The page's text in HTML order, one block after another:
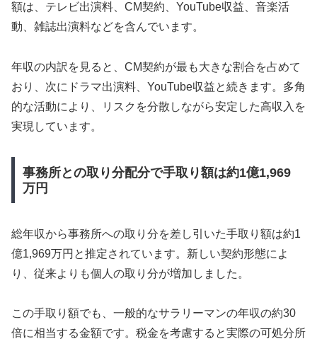
額は、テレビ出演料、CM契約、YouTube収益、音楽活
動、雑誌出演料などを含んでいます。
年収の内訳を見ると、CM契約が最も大きな割合を占めて
おり、次にドラマ出演料、YouTube収益と続きます。多角
的な活動により、リスクを分散しながら安定した高収入を
実現しています。
事務所との取り分配分で手取り額は約1億1,969
万円
総年収から事務所への取り分を差し引いた手取り額は約1
億1,969万円と推定されています。新しい契約形態によ
り、従来よりも個人の取り分が増加しました。
この手取り額でも、一般的なサラリーマンの年収の約30
倍に相当する金額です。税金を考慮すると実際の可処分所